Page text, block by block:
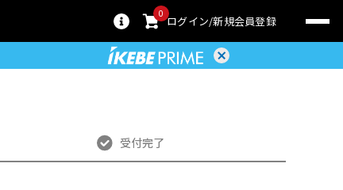
0
ログイン 新規会員登録
受付完了